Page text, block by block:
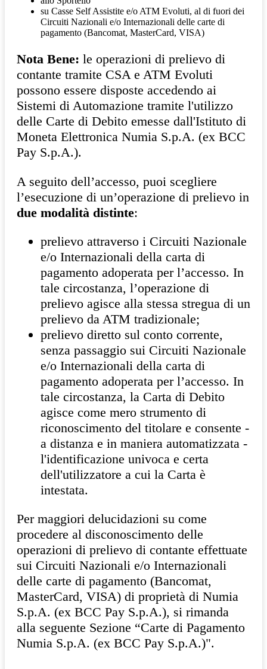
su Casse Self Assistite e/o ATM Evoluti, al di fuori dei
Circuiti Nazionali e/o Internazionali delle carte di
pagamento (Bancomat, MasterCard, VISA)
Nota Bene: le operazioni di prelievo di
contante tramite CSA e ATM Evoluti
possono essere disposte accedendo ai
Sistemi di Automazione tramite l'utilizzo
delle Carte di Debito emesse dall'Istituto di
Moneta Elettronica Numia S.p.A. (ex BCC
Pay S.p.A.).
A seguito dell’accesso, puoi scegliere
l’esecuzione di un’operazione di prelievo in
due modalità distinte:
prelievo attraverso i Circuiti Nazionale
e/o Internazionali della carta di
pagamento adoperata per l’accesso. In
tale circostanza, l’operazione di
prelievo agisce alla stessa stregua di un
prelievo da ATM tradizionale;
prelievo diretto sul conto corrente,
senza passaggio sui Circuiti Nazionale
e/o Internazionali della carta di
pagamento adoperata per l’accesso. In
tale circostanza, la Carta di Debito
agisce come mero strumento di
riconoscimento del titolare e consente -
a distanza e in maniera automatizzata -
l'identificazione univoca e certa
dell'utilizzatore a cui la Carta è
intestata.
Per maggiori delucidazioni su come
procedere al disconoscimento delle
operazioni di prelievo di contante effettuate
sui Circuiti Nazionali e/o Internazionali
delle carte di pagamento (Bancomat,
MasterCard, VISA) di proprietà di Numia
S.p.A. (ex BCC Pay S.p.A.), si rimanda
alla seguente Sezione “Carte di Pagamento
Numia S.p.A. (ex BCC Pay S.p.A.)".